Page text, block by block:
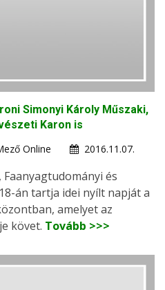
Simonyi Károly Műszaki,
Karon is
Online
2016.11.07.
és
án tartja idei nyílt napját a
amelyet az
követ. Tovább >>>